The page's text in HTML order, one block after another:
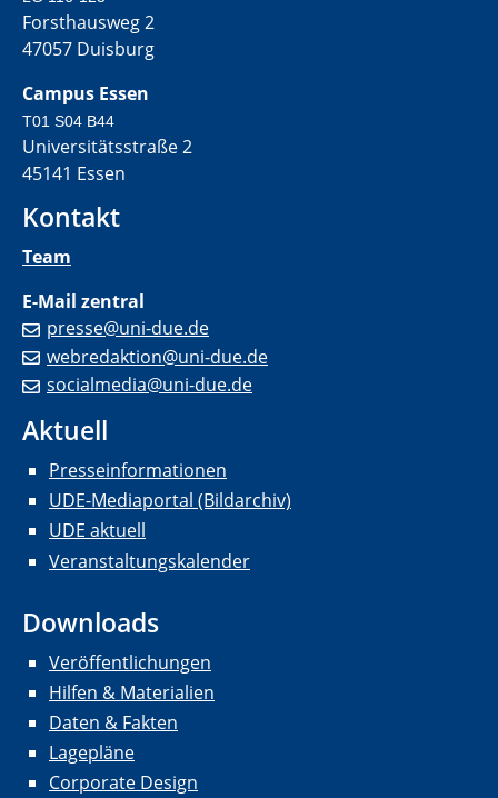
Forsthausweg 2
47057 Duisburg
Campus Essen
T01 S04 B44
Universitätsstraße 2
45141 Essen
Kontakt
Team
E-Mail zentral
presse@uni-due.de
webredaktion@uni-due.de
socialmedia@uni-due.de
Aktuell
Presseinformationen
UDE-Mediaportal (Bildarchiv)
UDE aktuell
Veranstaltungskalender
Downloads
Veröffentlichungen
Hilfen & Materialien
Daten & Fakten
Lagepläne
Corporate Design